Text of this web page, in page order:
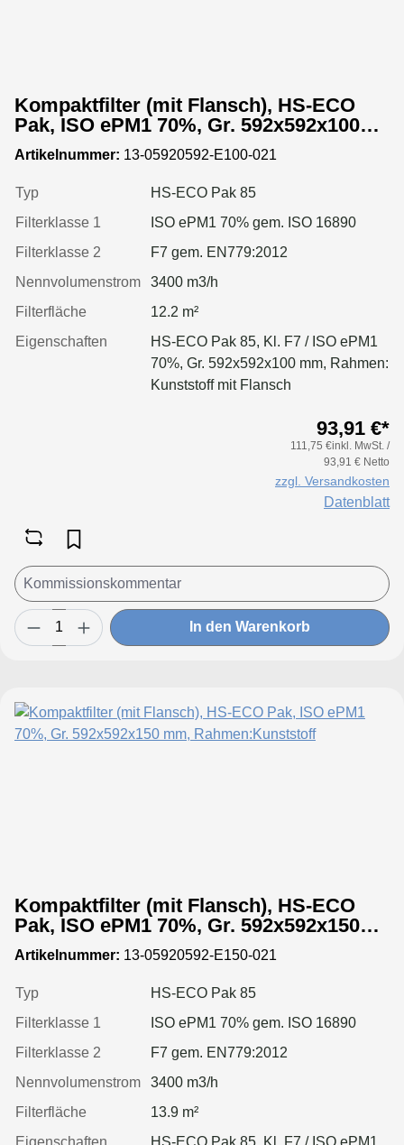
Kompaktfilter (mit Flansch), HS-ECO
Pak, ISO ePM1 70%, Gr. 592x592x100
mm, Rahmen:Kunststoff
Artikelnummer: 13-05920592-E100-021
Typ
HS-ECO Pak 85
Filterklasse 1
ISO ePM1 70% gem. ISO 16890
Filterklasse 2
F7 gem. EN779:2012
Nennvolumenstrom
3400 m3/h
Filterfläche
12.2 m²
Eigenschaften
HS-ECO Pak 85, Kl. F7 / ISO ePM1
70%, Gr. 592x592x100 mm, Rahmen:
Kunststoff mit Flansch
93,91 €*
111,75 €inkl. MwSt. /
93,91 € Netto
zzgl. Versandkosten
Datenblatt
In den Warenkorb
Kompaktfilter (mit Flansch), HS-ECO
Pak, ISO ePM1 70%, Gr. 592x592x150
mm, Rahmen:Kunststoff
Artikelnummer: 13-05920592-E150-021
Typ
HS-ECO Pak 85
Filterklasse 1
ISO ePM1 70% gem. ISO 16890
Filterklasse 2
F7 gem. EN779:2012
Nennvolumenstrom
3400 m3/h
Filterfläche
13.9 m²
Eigenschaften
HS-ECO Pak 85, Kl. F7 / ISO ePM1